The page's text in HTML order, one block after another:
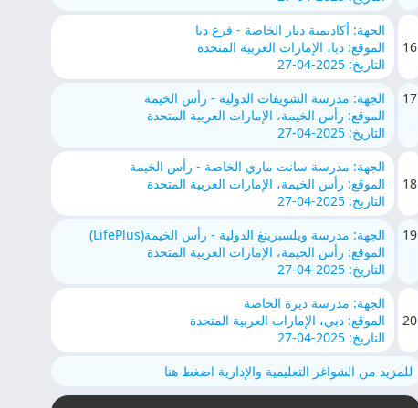
16
الجهة: أكاديمية ديار الخاصة - فرع دبا
الموقع: دبا، الإمارات العربية المتحدة
التاريخ: 2025-04-27
17
الجهة: مدرسة الشويفات الدولية - رأس الخيمة
الموقع: رأس الخيمة، الإمارات العربية المتحدة
التاريخ: 2025-04-27
18
الجهة: مدرسة سانت ماري الخاصة - رأس الخيمة
الموقع: رأس الخيمة، الإمارات العربية المتحدة
التاريخ: 2025-04-27
19
الجهة: مدرسة ويلسبرينغ الدولية - رأس الخيمة(LifePlus)
الموقع: رأس الخيمة، الإمارات العربية المتحدة
التاريخ: 2025-04-27
20
الجهة: مدرسة ديرة الخاصة
الموقع: دبي، الإمارات العربية المتحدة
التاريخ: 2025-04-27
للمزيد من الشواغر التعليمية والإدارية اضغط هنا